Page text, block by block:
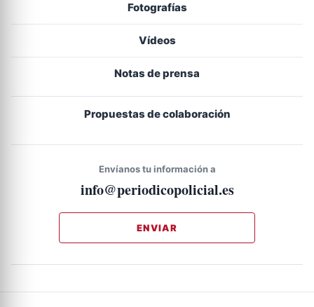
Fotografías
Vídeos
Notas de prensa
Propuestas de colaboración
Envíanos tu información a
info@periodicopolicial.es
ENVIAR